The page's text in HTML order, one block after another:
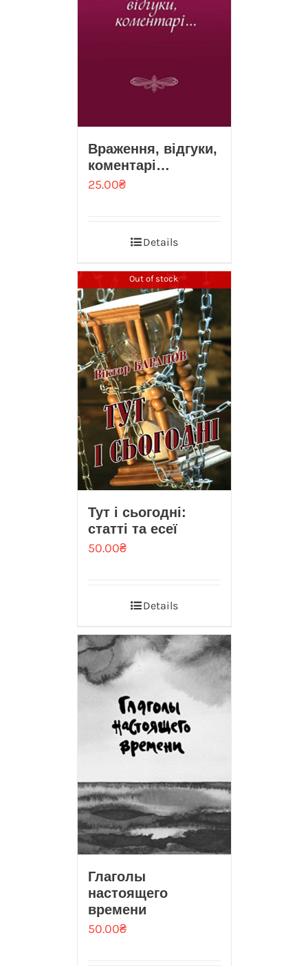
Враження, вiдгуки,
коментарi…
25.00₴
Details
Out of stock
Тут і сьогодні:
статті та есеї
50.00₴
Details
Глаголы
настоящего
времени
50.00₴